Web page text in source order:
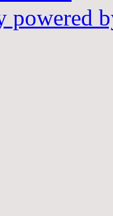
powered